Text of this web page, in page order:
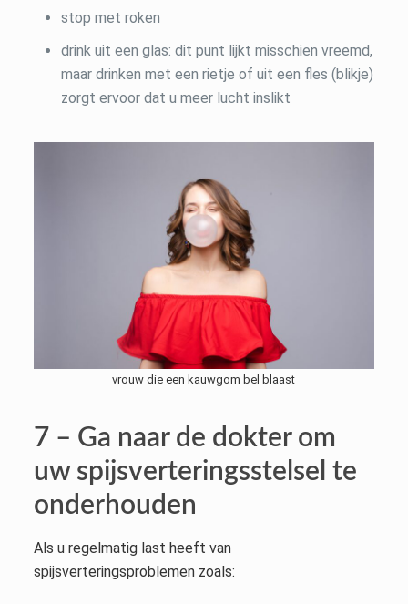
stop met roken
drink uit een glas: dit punt lijkt misschien vreemd,
maar drinken met een rietje of uit een fles (blikje)
zorgt ervoor dat u meer lucht inslikt
vrouw die een kauwgom bel blaast
7 – Ga naar de dokter om
uw spijsverteringsstelsel te
onderhouden
Als u regelmatig last heeft van
spijsverteringsproblemen zoals: